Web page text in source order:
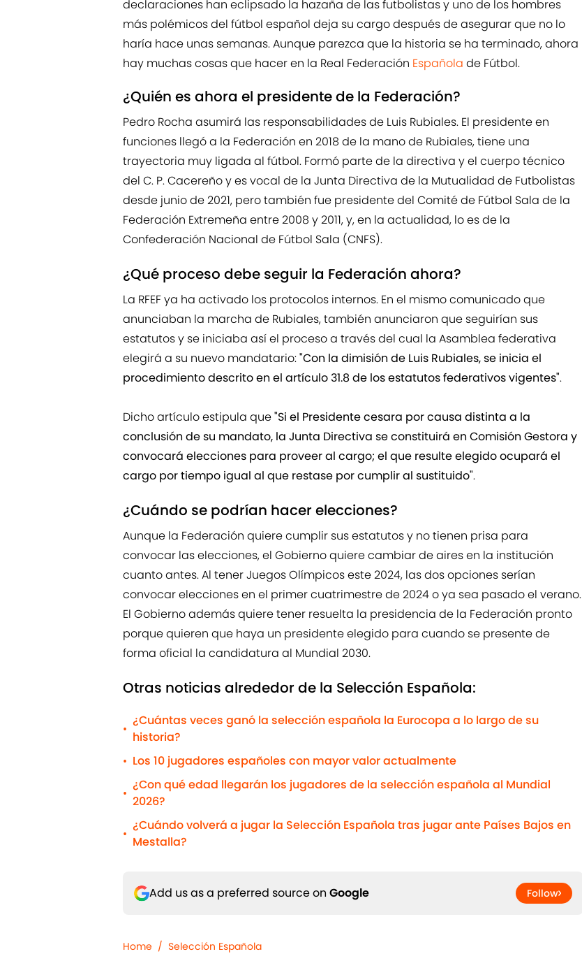
declaraciones han eclipsado la hazaña de las futbolistas y uno de los hombres
más polémicos del fútbol español deja su cargo después de asegurar que no lo
haría hace unas semanas. Aunque parezca que la historia se ha terminado, ahora
hay muchas cosas que hacer en la Real Federación Española de Fútbol.
¿Quién es ahora el presidente de la Federación?
Pedro Rocha asumirá las responsabilidades de Luis Rubiales. El presidente en
funciones llegó a la Federación en 2018 de la mano de Rubiales, tiene una
trayectoria muy ligada al fútbol. Formó parte de la directiva y el cuerpo técnico
del C. P. Cacereño y es vocal de la Junta Directiva de la Mutualidad de Futbolistas
desde junio de 2021, pero también fue presidente del Comité de Fútbol Sala de la
Federación Extremeña entre 2008 y 2011, y, en la actualidad, lo es de la
Confederación Nacional de Fútbol Sala (CNFS).
¿Qué proceso debe seguir la Federación ahora?
La RFEF ya ha activado los protocolos internos. En el mismo comunicado que
anunciaban la marcha de Rubiales, también anunciaron que seguirían sus
estatutos y se iniciaba así el proceso a través del cual la Asamblea federativa
elegirá a su nuevo mandatario:"Con la dimisión de Luis Rubiales, se inicia el
procedimiento descrito en el artículo 31.8 de los estatutos federativos vigentes".
Dicho artículo estipula que"Si el Presidente cesara por causa distinta a la
conclusión de su mandato, la Junta Directiva se constituirá en Comisión Gestora y
convocará elecciones para proveer al cargo; el que resulte elegido ocupará el
cargo por tiempo igual al que restase por cumplir al sustituido".
¿Cuándo se podrían hacer elecciones?
Aunque la Federación quiere cumplir sus estatutos y no tienen prisa para
convocar las elecciones, el Gobierno quiere cambiar de aires en la institución
cuanto antes. Al tener Juegos Olímpicos este 2024, las dos opciones serían
convocar elecciones en el primer cuatrimestre de 2024 o ya sea pasado el verano.
El Gobierno además quiere tener resuelta la presidencia de la Federación pronto
porque quieren que haya un presidente elegido para cuando se presente de
forma oficial la candidatura al Mundial 2030.
Otras noticias alrededor de la Selección Española:
•
¿Cuántas veces ganó la selección española la Eurocopa a lo largo de su
historia?
• Los 10 jugadores españoles con mayor valor actualmente
•
¿Con qué edad llegarán los jugadores de la selección española al Mundial
2026?
•
¿Cuándo volverá a jugar la Selección Española tras jugar ante Países Bajos en
Mestalla?
Add us as a preferred source on Google Follow
Home / Selección Española